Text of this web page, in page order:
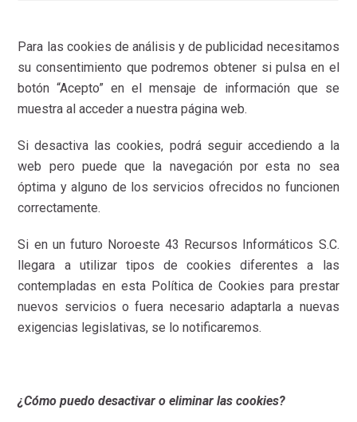
Para las cookies de análisis y de publicidad necesitamos
su consentimiento que podremos obtener si pulsa en el
botón “Acepto” en el mensaje de información que se
muestra al acceder a nuestra página web.
Si desactiva las cookies, podrá seguir accediendo a la
web pero puede que la navegación por esta no sea
óptima y alguno de los servicios ofrecidos no funcionen
correctamente.
Si en un futuro Noroeste 43 Recursos Informáticos S.C.
llegara a utilizar tipos de cookies diferentes a las
contempladas en esta Política de Cookies para prestar
nuevos servicios o fuera necesario adaptarla a nuevas
exigencias legislativas, se lo notificaremos.
¿Cómo puedo desactivar o eliminar las cookies?